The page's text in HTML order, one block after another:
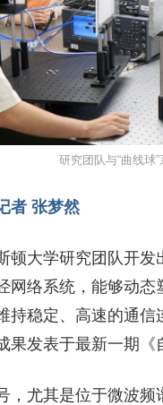
研究团队与“曲线球
者 张梦然
顿大学研究团队开发
网络系统，能够动态
持稳定、高速的通
果发表于最新一期《
，尤其是位于微波